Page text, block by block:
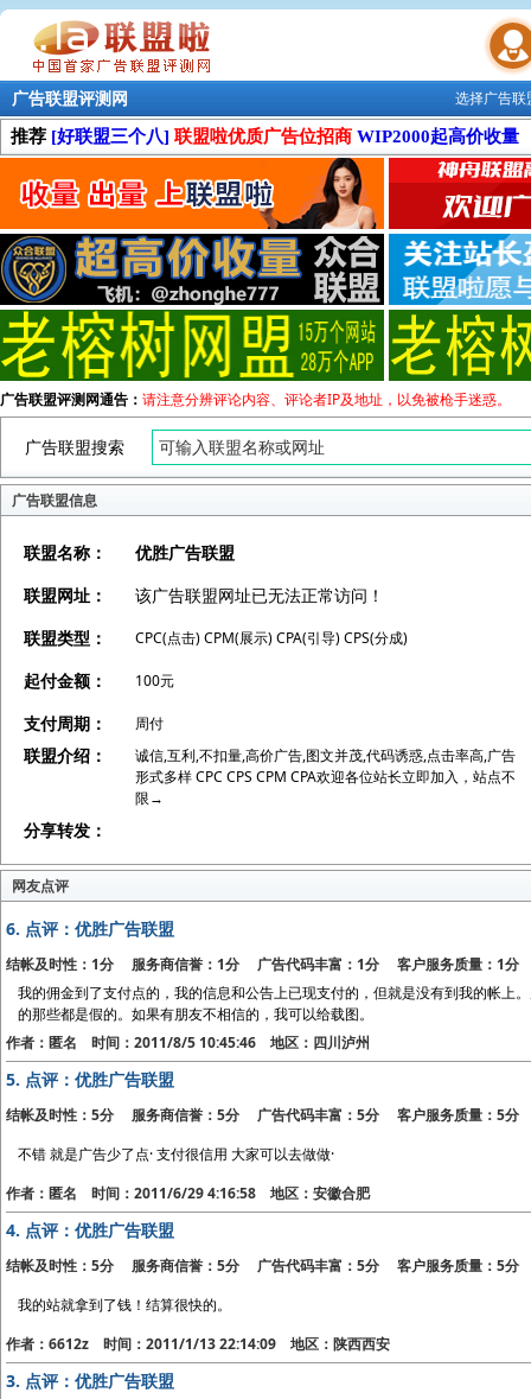
联盟学院
选择广告
广告联盟评测网
推荐 [好联盟三个八] 联盟啦优质广告位招商 WIP2000起高价收量
广告联盟评测网通告： 请注意分辨评论内容、评论者IP及地址，以免被枪手迷惑。
广告联盟搜索
广告联盟信息
联盟名称：
优胜广告联盟
联盟网址：
该广告联盟网址已无法正常访问！
联盟类型：
CPC(点击) CPM(展示) CPA(引导) CPS(分成)
起付金额： 100元
支付周期： 周付
联盟介绍：
诚信,互利,不扣量,高价广告,图文并茂,代码诱惑,点击率高,广告
形式多样 CPC CPS CPM CPA欢迎各位站长立即加入，站点不
限→
分享转发：
网友点评
6. 点评：优胜广告联盟
结帐及时性：1分 服务商信誉：1分 广告代码丰富：1分 客户服务质量：1分
我的佣金到了支付点的，我的信息和公告上已现支付的，但就是没有到我的帐上
的那些都是假的。如果有朋友不相信的，我可以给载图。
作者：匿名 时间：2011/8/5 10:45:46 地区：四川泸州
5. 点评：优胜广告联盟
结帐及时性：5分 服务商信誉：5分 广告代码丰富：5分 客户服务质量：5分
不错 就是广告少了点· 支付很信用 大家可以去做做·
作者：匿名 时间：2011/6/29 4:16:58 地区：安徽合肥
4. 点评：优胜广告联盟
结帐及时性：5分 服务商信誉：5分 广告代码丰富：5分 客户服务质量：5分
我的站就拿到了钱！结算很快的。
作者：6612z 时间：2011/1/13 22:14:09 地区：陕西西安
3. 点评：优胜广告联盟